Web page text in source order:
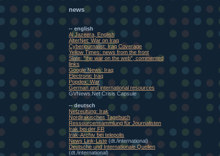
news
-- english
Al Jazeera, English
AlterNet: War on Iraq
Cyberjournalist: Iraq Coverage
Yellow Times: news from the front
Slate: "the war on the web", commented
links
Google News: Iraq
Electronic Iraq
Popdex: War
German and international resources
GVNews.Net Crisis Capsule
-- deutsch
Netzeutung: Irak
Nordirakisches Tagebuch
Ressourcensammlung für Journalisten
Irak bei der FR
Irak-Archiv bei telepolis
News Link-Liste (dt./international)
Deutsche und Internationale Quellen
(dt./international)